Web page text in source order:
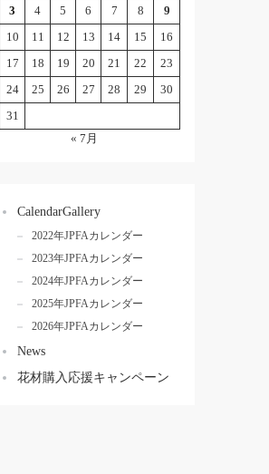
3
4 5 6 7 8
9
10
11 12 13 14 15
16
17
18 19 20 21 22
23
24
25 26 27 28 29
30
31
« 7月
CalendarGallery
2022年JPFAカレンダー
2023年JPFAカレンダー
2024年JPFAカレンダー
2025年JPFAカレンダー
2026年JPFAカレンダー
News
花材購入応援キャンペーン